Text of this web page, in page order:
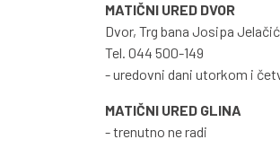
MATIČNI URED DVOR
Dvor, Trg bana Josipa
Tel. 044 500-149
- uredovni dani utorkom i
MATIČNI URED GLINA
- trenutno ne radi